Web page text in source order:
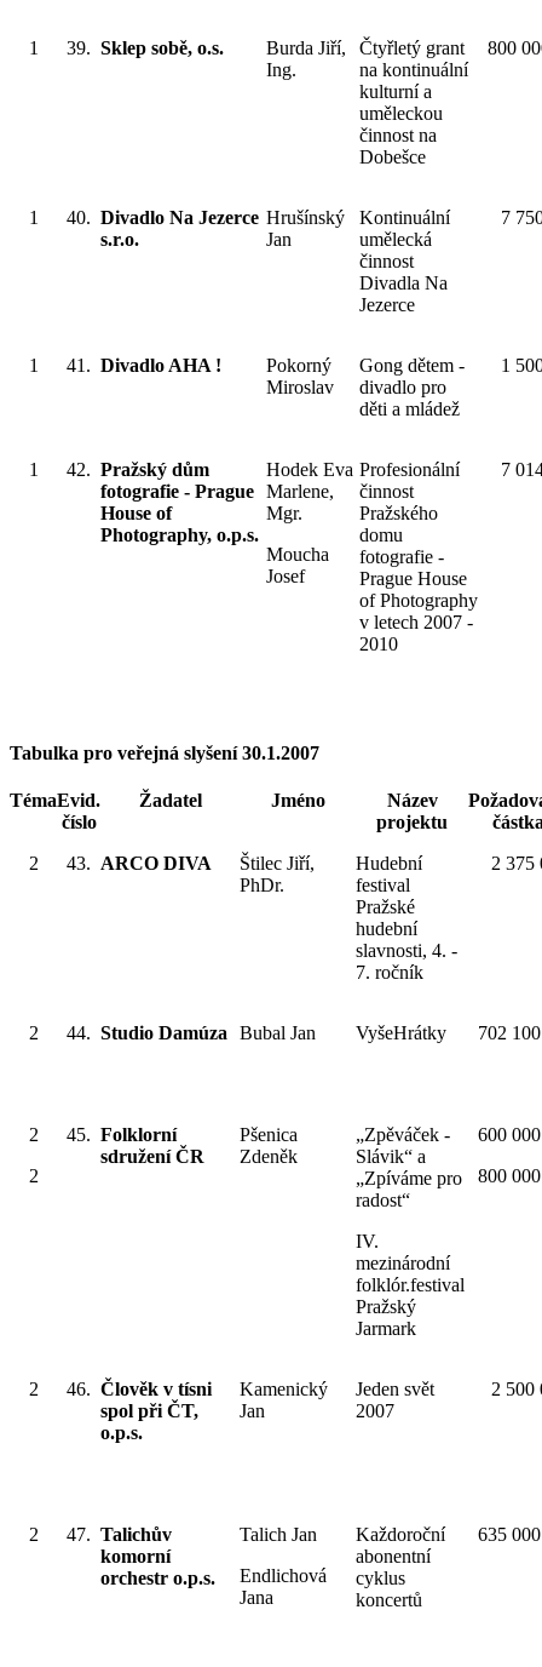
1 39. Sklep sobě, o.s.
Burda Jiří,
Ing.
Čtyřletý grant
na kontinuální
kulturní a
uměleckou
činnost na
Dobešce
800
1 40. Divadlo Na Jezerce
s.r.o.
Hrušínský
Jan
Kontinuální
umělecká
činnost
Divadla Na
Jezerce
7
1 41. Divadlo AHA !
Pokorný
Miroslav
Gong dětem -
divadlo pro
děti a mládež
1
1 42. Pražský dům
fotografie - Prague
House of
Photography, o.p.s.
Hodek Eva
Marlene,
Mgr.
Moucha
Josef
Profesionální
činnost
Pražského
domu
fotografie -
Prague House
of Photography
v letech 2007 -
2010
7
Tabulka pro veřejná slyšení 30.1.2007
TémaEvid.
číslo
Žadatel Jméno
Název
projektu
2
43. ARCO DIVA
Štilec Jiří,
PhDr.
Hudební
festival
Pražské
hudební
slavnosti, 4. -
7. ročník
2 375
2 44. Studio Damúza Bubal Jan VyšeHrátky 702
2
2
45. Folklorní
sdružení ČR
Pšenica
Zdeněk
„Zpěváček -
Slávik“ a
„Zpíváme pro
radost“
IV.
mezinárodní
folklór.festival
Pražský
Jarmark
600
800
2 46. Člověk v tísni
spol při ČT,
o.p.s.
Kamenický
Jan
Jeden svět
2007
2 500
2 47. Talichův
komorní
orchestr o.p.s.
Talich Jan
Endlichová
Jana
Každoroční
abonentní
cyklus
koncertů
635